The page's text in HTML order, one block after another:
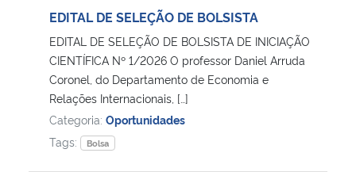
EDITAL DE SELEÇÃO DE BOLSISTA
EDITAL DE SELEÇÃO DE BOLSISTA DE INICIAÇÃO
CIENTÍFICA Nº 1/2026 O professor Daniel Arruda
Coronel, do Departamento de Economia e
Relações Internacionais, […]
Categoria: Oportunidades
Tags:
Bolsa